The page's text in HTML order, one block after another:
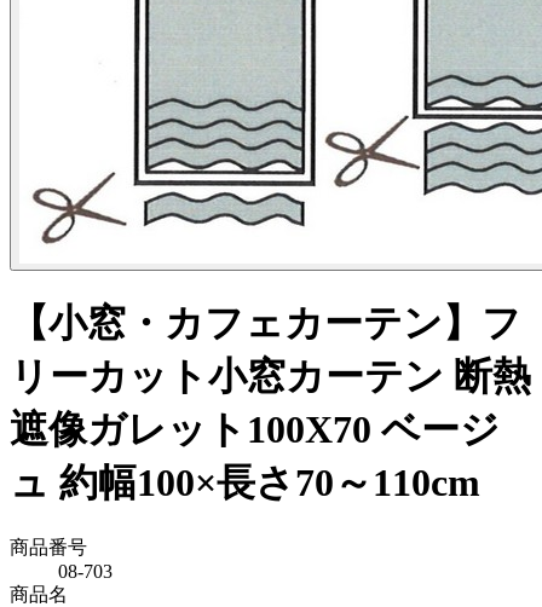
【小窓・カフェカーテン】フ
リーカット小窓カーテン 断熱
遮像ガレット100X70 ベージ
ュ 約幅100×長さ70～110cm
商品番号
08-703
商品名